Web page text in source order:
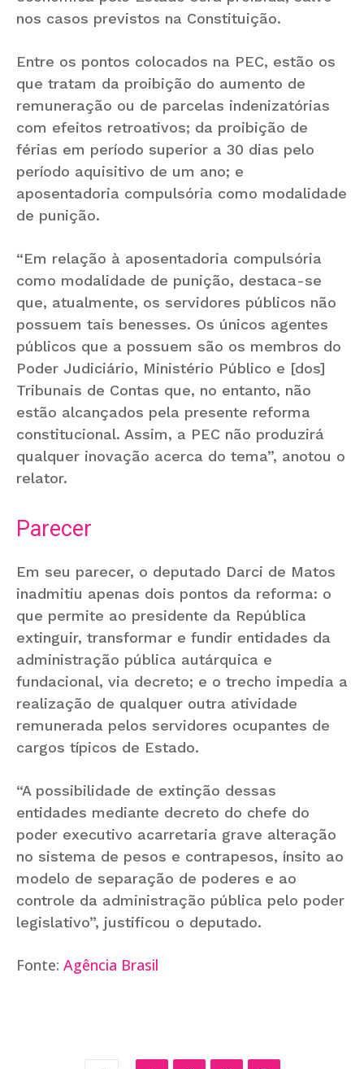
nos casos previstos na Constituição.
Entre os pontos colocados na PEC, estão os
que tratam da proibição do aumento de
remuneração ou de parcelas indenizatórias
com efeitos retroativos; da proibição de
férias em período superior a 30 dias pelo
período aquisitivo de um ano; e
aposentadoria compulsória como modalidade
de punição.
“Em relação à aposentadoria compulsória
como modalidade de punição, destaca-se
que, atualmente, os servidores públicos não
possuem tais benesses. Os únicos agentes
públicos que a possuem são os membros do
Poder Judiciário, Ministério Público e [dos]
Tribunais de Contas que, no entanto, não
estão alcançados pela presente reforma
constitucional. Assim, a PEC não produzirá
qualquer inovação acerca do tema”, anotou o
relator.
Parecer
Em seu parecer, o deputado Darci de Matos
inadmitiu apenas dois pontos da reforma: o
que permite ao presidente da República
extinguir, transformar e fundir entidades da
administração pública autárquica e
fundacional, via decreto; e o trecho impedia a
realização de qualquer outra atividade
remunerada pelos servidores ocupantes de
cargos típicos de Estado.
“A possibilidade de extinção dessas
entidades mediante decreto do chefe do
poder executivo acarretaria grave alteração
no sistema de pesos e contrapesos, ínsito ao
modelo de separação de poderes e ao
controle da administração pública pelo poder
legislativo”, justificou o deputado.
Fonte: Agência Brasil